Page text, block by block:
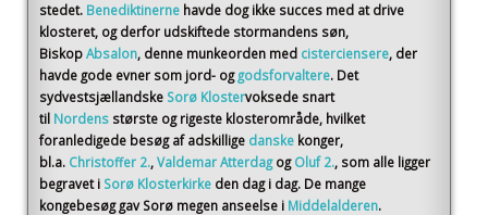
stedet. Benediktinerne havde dog ikke succes med at drive
klosteret, og derfor udskiftede stormandens søn,
BiskopAbsalon, denne munkeorden med cisterciensere, der
havde gode evner som jord- og godsforvaltere. Det
sydvestsjællandske Sorø Klostervoksede snart
til Nordens største og rigeste klosterområde, hvilket
foranledigede besøg af adskillige danske konger,
bl.a. Christoffer 2.,Valdemar Atterdag og Oluf 2., som alle ligger
begravet i Sorø Klosterkirke den dag i dag. De mange
kongebesøg gav Sorø megen anseelse i Middelalderen.